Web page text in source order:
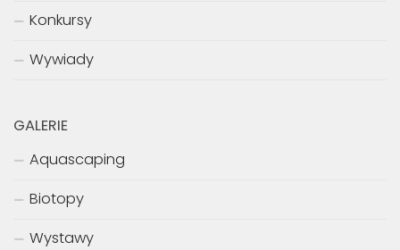
Konkursy
Wywiady
GALERIE
Aquascaping
Biotopy
Wystawy